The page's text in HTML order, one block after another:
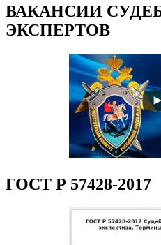
ВАКАНСИИ
ЭКСПЕРТОВ
ГОСТ Р 57428-2017